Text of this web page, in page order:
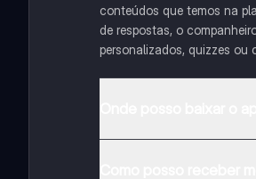
conteúdos que temos na
de respostas, o
personalizados, quizzes ou